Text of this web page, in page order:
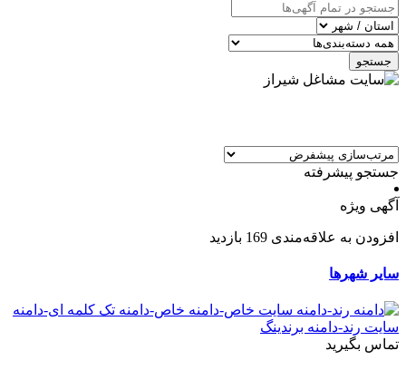
جستجو
جستجو پیشرفته
آگهی ویژه
افزودن به علاقه‌مندی 169 بازدید
سایر شهرها
تماس بگیرید